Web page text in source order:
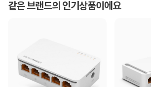
같은 브랜드의 인기상품이에요